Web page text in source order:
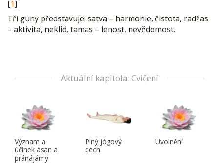
[1]
Tři guny představuje: satva – harmonie, čistota, radžas
– aktivita, neklid, tamas – lenost, nevědomost.
Aktuální kapitola: Cvičení
Význam a
účinek ásan a
pránájámy
Plný jógový
dech
Uvolnění